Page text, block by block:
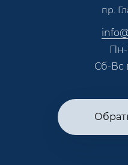
пр.
Пн-
Сб-Вс